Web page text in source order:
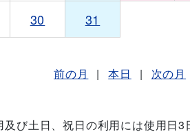
30 31
前の月 | 本日 | 次の月
び土日、祝日の利用には使用日